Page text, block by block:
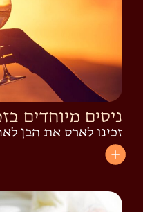
ניסים מיוחדים
זכינו לארס את הבן